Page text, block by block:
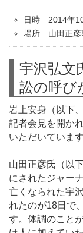
日時 2014年
場所 山田正彦
宇沢弘文
訟の呼び
岩上安身（以下
記者会見を開か
いただいています
山田正彦氏（以
にされたジャー
亡くなられた宇
れたのが18日で
す。体調のこと